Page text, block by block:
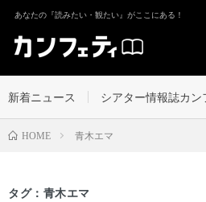
あなたの『読みたい・観たい』がここにある！
新着ニュース シアター情報誌カン
HOME 青木エマ
タグ：青木エマ